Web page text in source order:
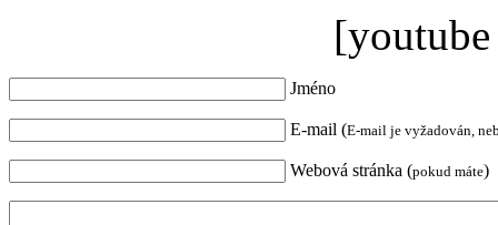
Jméno
E-mail (E-mail je vyžadován,
Webová stránka (pokud máte)